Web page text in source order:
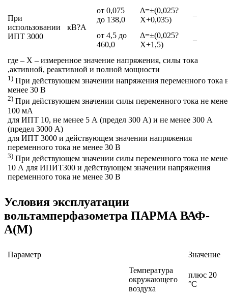
При
использовании
ИПТ 3000
кВ?А
от 0,075
до 138,0
Δ=±(0,025?
Х+0,035)
–
от 4,5 до
460,0
Δ=±(0,025?
Х+1,5)
–
где – Х – измеренное значение напряжения, силы тока
,активной, реактивной и полной мощности
1) При действующем значении напряжения переменного тока
менее 30 В
2) При действующем значении силы переменного тока не
100 мА
для ИПТ 10, не менее 5 А (предел 300 А) и не менее 300 А
(предел 3000 А)
для ИПТ 3000 и действующем значении напряжения
переменного тока не менее 30 В
3) При действующем значении силы переменного тока не
10 А для ИПИТ300 и действующем значении напряжения
переменного тока не менее 30 В
Условия эксплуатации
вольтамперфазометра ПАРМА ВАФ-
А(М)
Параметр Значение
Температура
окружающего
воздуха
плюс 20
°С